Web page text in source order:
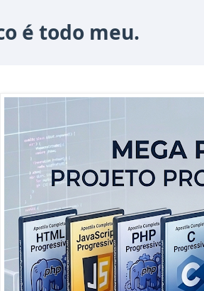
é todo meu.